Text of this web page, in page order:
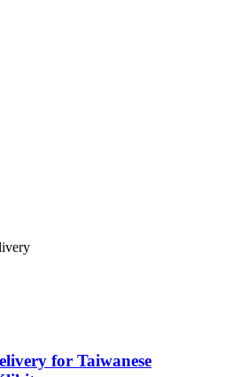
for Taiwanese